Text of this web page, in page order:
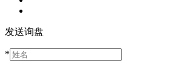
发送询盘
*